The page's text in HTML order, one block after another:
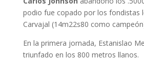
podio fue copado por los fondistas
Carvajal (14m22s80 como
En la primera jornada, Estanislao
triunfado en los 800 metros llanos.